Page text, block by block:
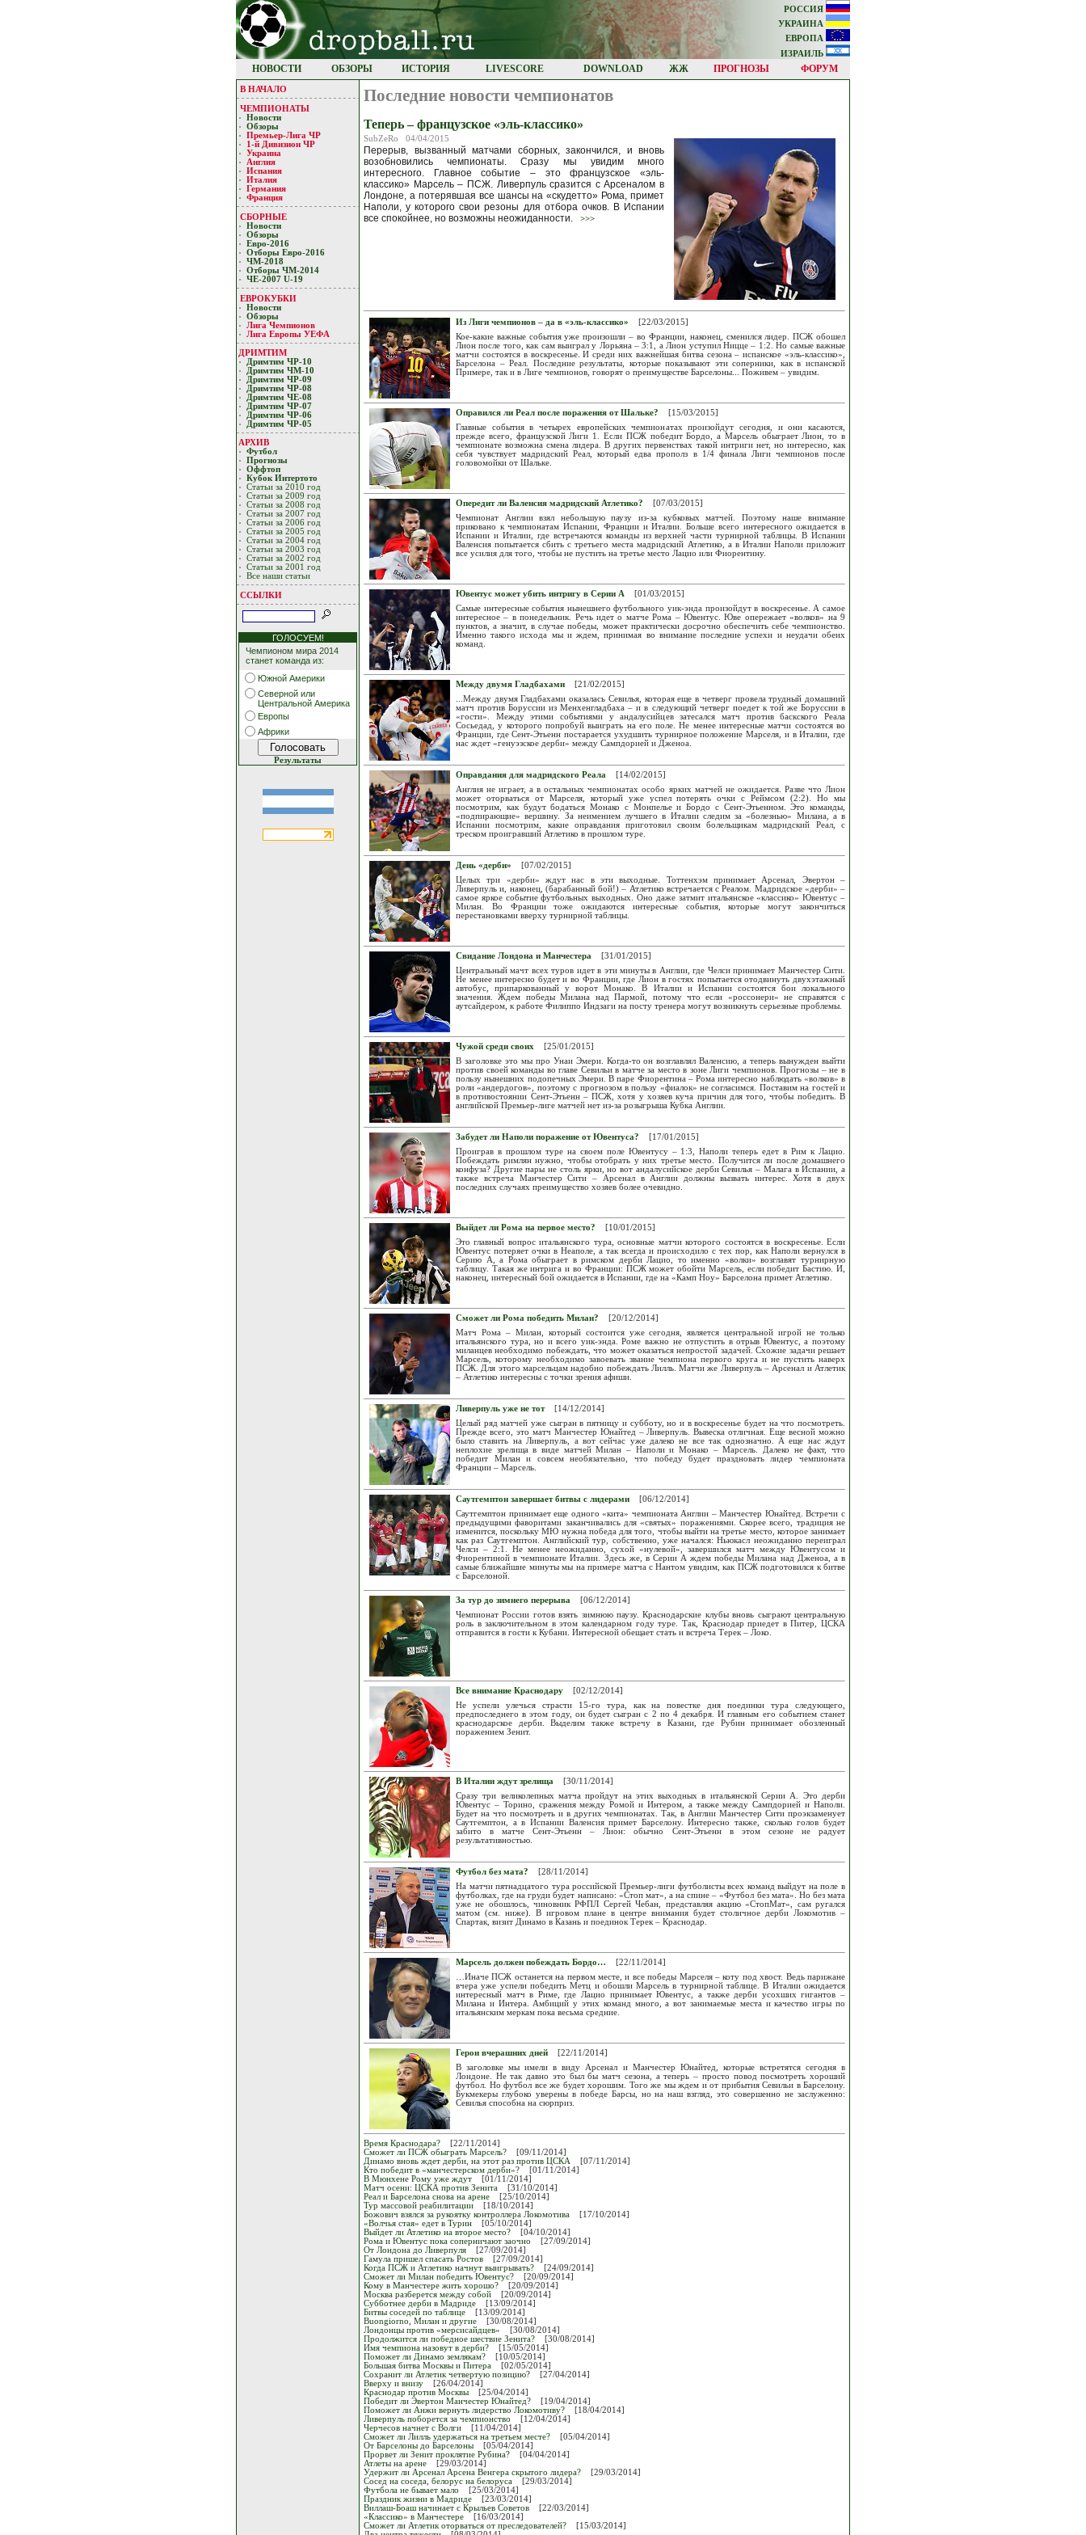
РОССИЯ
УКРАИНА
ЕВРОПА
ИЗРАИЛЬ
НОВОСТИ ОБЗОРЫ ИСТОРИЯ LIVESCORE DOWNLOAD ЖЖ ПРОГНОЗЫ ФОРУМ
В НАЧАЛО
ЧЕМПИОНАТЫ
Новости
Обзоры
Премьер-Лигa ЧР
1-й Дивизион ЧР
Украина
Англия
Испания
Италия
Германия
Франция
СБОРНЫЕ
Новости
Обзоры
Евро-2016
Отборы Евро-2016
ЧМ-2018
Отборы ЧМ-2014
ЧЕ-2007 U-19
ЕВРОКУБКИ
Новости
Обзоры
Лигa Чемпиoнoв
Лига Европы УЕФA
ДРИМТИМ
Дримтим ЧР-10
Дримтим ЧМ-10
Дримтим ЧР-09
Дримтим ЧР-08
Дримтим ЧЕ-08
Дримтим ЧР-07
Дримтим ЧР-06
Дримтим ЧР-05
АРХИВ
Футбол
Прогнозы
Оффтоп
Кубoк Интертoтo
Статьи за 2010 год
Статьи за 2009 год
Статьи за 2008 год
Статьи за 2007 год
Статьи за 2006 год
Статьи за 2005 год
Статьи за 2004 год
Статьи за 2003 год
Статьи за 2002 год
Статьи за 2001 год
Все наши статьи
ССЫЛКИ
ГОЛОСУЕМ!
Чемпионом мира 2014
станет команда из:
Южной Америки
Северной или
Центральной Америка
Европы
Африки
Результаты
Последние новости чемпионатов
Теперь – французское «эль-классико»
SubZeRo 04/04/2015
Перерыв, вызванный матчами сборных, закончился, и вновь
возобновились чемпионаты. Сразу мы увидим много
интересного. Главное событие – это французское «эль-
классико» Марсель – ПСЖ. Ливерпуль сразится с Арсеналом в
Лондоне, а потерявшая все шансы на «скудетто» Рома, примет
Наполи, у которого свои резоны для отбора очков. В Испании
все спокойнее, но возможны неожиданности.
>>>
Из Лиги чемпионов – да в «эль-классико»
[22/03/2015]
Кое-какие важные события уже произошли – во Франции, наконец, сменился лидер. ПСЖ обошел
Лион после того, как сам выиграл у Лорьяна – 3:1, а Лион уступил Ницце – 1:2. Но самые важные
матчи состоятся в воскресенье. И среди них важнейшая битва сезона – испанское «эль-классико»,
Барселона – Реал. Последние результаты, которые показывают эти соперники, как в испанской
Примере, так и в Лиге чемпионов, говорят о преимуществе Барселоны... Поживем – увидим.
Оправился ли Реал после поражения от Шальке?
[15/03/2015]
Главные события в четырех европейских чемпионатах произойдут сегодня, и они касаются,
прежде всего, французской Лиги 1. Если ПСЖ победит Бордо, а Марсель обыграет Лион, то в
чемпионате возможна смена лидера. В других первенствах такой интриги нет, но интересно, как
себя чувствует мадридский Реал, который едва прополз в 1/4 финала Лиги чемпионов после
головомойки от Шальке.
Опередит ли Валенсия мадридский Атлетико?
[07/03/2015]
Чемпионат Англии взял небольшую паузу из-за кубковых матчей. Поэтому наше внимание
приковано к чемпионатам Испании, Франции и Италии. Больше всего интересного ожидается в
Испании и Италии, где встречаются команды из верхней части турнирной таблицы. В Испании
Валенсия попытается сбить с третьего места мадридский Атлетико, а в Италии Наполи приложит
все усилия для того, чтобы не пустить на третье место Лацио или Фиорентину.
Ювентус может убить интригу в Серии А
[01/03/2015]
Самые интересные события нынешнего футбольного уик-энда произойдут в воскресенье. А самое
интересное – в понедельник. Речь идет о матче Рома – Ювентус. Юве опережает «волков» на 9
пунктов, а значит, в случае победы, может практически досрочно обеспечить себе чемпионство.
Именно такого исхода мы и ждем, принимая во внимание последние успехи и неудачи обеих
команд.
Между двумя Гладбахами
[21/02/2015]
...Между двумя Гладбахами оказалась Севилья, которая еще в четверг провела трудный домашний
матч против Боруссии из Менхенгладбаха – и в следующий четверг поедет к той же Боруссии в
«гости». Между этими событиями у андалусийцев затесался матч против баскского Реала
Сосьедад, у которого попробуй выиграть на его поле. Не менее интересные матчи состоятся во
Франции, где Сент-Этьенн постарается ухудшить турнирное положение Марселя, и в Италии, где
нас ждет «генуэзское дерби» между Сампдорией и Дженоа.
Оправдания для мадридского Реала
[14/02/2015]
Англия не играет, а в остальных чемпионатах особо ярких матчей не ожидается. Разве что Лион
может оторваться от Марселя, который уже успел потерять очки с Реймсом (2:2). Но мы
посмотрим, как будут бодаться Монако с Монпелье и Бордо с Сент-Этьенном. Это команды,
«подпирающие» вершину. За неимением лучшего в Италии следим за «болезнью» Милана, а в
Испании посмотрим, какие оправдания приготовил своим болельщикам мадридский Реал, с
треском проигравший Атлетико в прошлом туре.
День «дерби»
[07/02/2015]
Целых три «дерби» ждут нас в эти выходные. Тоттенхэм принимает Арсенал, Эвертон –
Ливерпуль и, наконец, (барабанный бой!) – Атлетико встречается с Реалом. Мадридское «дерби» –
самое яркое событие футбольных выходных. Оно даже затмит итальянское «классико» Ювентус –
Милан. Во Франции тоже ожидаются интересные события, которые могут закончиться
перестановками вверху турнирной таблицы.
Свидание Лондона и Манчестера
[31/01/2015]
Центральный мачт всех туров идет в эти минуты в Англии, где Челси принимает Манчестер Сити.
Не менее интересно будет и во Франции, где Лион в гостях попытается отодвинуть двухэтажный
автобус, припаркованный у ворот Монако. В Италии и Испании состоятся бои локального
значения. Ждем победы Милана над Пармой, потому что если «россонери» не справятся с
аутсайдером, к работе Филиппо Индзаги на посту тренера могут возникнуть серьезные проблемы.
Чужой среди своих
[25/01/2015]
В заголовке это мы про Унаи Эмери. Когда-то он возглавлял Валенсию, а теперь вынужден выйти
против своей команды во главе Севильи в матче за место в зоне Лиги чемпионов. Прогнозы – не в
пользу нынешних подопечных Эмери. В паре Фиорентина – Рома интересно наблюдать «волков» в
роли «андердогов», поэтому с прогнозом в пользу «фиалок» не согласимся. Поставим на гостей и
в противостоянии Сент-Этьенн – ПСЖ, хотя у хозяев куча причин для того, чтобы победить. В
английской Премьер-лиге матчей нет из-за розыгрыша Кубка Англии.
Забудет ли Наполи поражение от Ювентуса?
[17/01/2015]
Проиграв в прошлом туре на своем поле Ювентусу – 1:3, Наполи теперь едет в Рим к Лацио.
Побеждать римлян нужно, чтобы отобрать у них третье место. Получится ли после домашнего
конфуза? Другие пары не столь ярки, но вот андалусийское дерби Севилья – Малага в Испании, а
также встреча Манчестер Сити – Арсенал в Англии должны вызвать интерес. Хотя в двух
последних случаях преимущество хозяев более очевидно.
Выйдет ли Рома на первое место?
[10/01/2015]
Это главный вопрос итальянского тура, основные матчи которого состоятся в воскресенье. Если
Ювентус потеряет очки в Неаполе, а так всегда и происходило с тех пор, как Наполи вернулся в
Серию А, а Рома обыграет в римском дерби Лацио, то именно «волки» возглавят турнирную
таблицу. Такая же интрига и во Франции: ПСЖ может обойти Марсель, если победит Бастию. И,
наконец, интересный бой ожидается в Испании, где на «Камп Ноу» Барселона примет Атлетико.
Сможет ли Рома победить Милан?
[20/12/2014]
Матч Рома – Милан, который состоится уже сегодня, является центральной игрой не только
итальянского тура, но и всего уик-энда. Роме важно не отпустить в отрыв Ювентус, а поэтому
миланцев необходимо побеждать, что может оказаться непростой задачей. Схожие задачи решает
Марсель, которому необходимо завоевать звание чемпиона первого круга и не пустить наверх
ПСЖ. Для этого марсельцам надобно побеждать Лилль. Матчи же Ливерпуль – Арсенал и Атлетик
– Атлетико интересны с точки зрения афиши.
Ливерпуль уже не тот
[14/12/2014]
Целый ряд матчей уже сыгран в пятницу и субботу, но и в воскресенье будет на что посмотреть.
Прежде всего, это матч Манчестер Юнайтед – Ливерпуль. Вывеска отличная. Еще весной можно
было ставить на Ливерпуль, а вот сейчас уже далеко не все так однозначно. А еще нас ждут
неплохие зрелища в виде матчей Милан – Наполи и Монако – Марсель. Далеко не факт, что
победит Милан и совсем необязательно, что победу будет праздновать лидер чемпионата
Франции – Марсель.
Саутгемптон завершает битвы с лидерами
[06/12/2014]
Саутгемптон принимает еще одного «кита» чемпионата Англии – Манчестер Юнайтед. Встречи с
предыдущими фаворитами заканчивались для «святых» поражениями. Скорее всего, традиция не
изменится, поскольку МЮ нужна победа для того, чтобы выйти на третье место, которое занимает
как раз Саутгемптон. Английский тур, собственно, уже начался: Ньюкасл неожиданно переиграл
Челси – 2:1. Не менее неожиданно, сухой «нулевой», завершился матч между Ювентусом и
Фиорентиной в чемпионате Италии. Здесь же, в Серии А ждем победы Милана над Дженоа, а в
самые ближайшие минуты мы на примере матча с Нантом увидим, как ПСЖ подготовился к битве
с Барселоной.
За тур до зимнего перерыва
[06/12/2014]
Чемпионат России готов взять зимнюю паузу. Краснодарские клубы вновь сыграют центральную
роль в заключительном в этом календарном году туре. Так, Краснодар приедет в Питер, ЦСКА
отправится в гости к Кубани. Интересной обещает стать и встреча Терек – Локо.
Все внимание Краснодару
[02/12/2014]
Не успели улечься страсти 15-го тура, как на повестке дня поединки тура следующего,
предпоследнего в этом году, он будет сыгран с 2 по 4 декабря. И главным его событием станет
краснодарское дерби. Выделим также встречу в Казани, где Рубин принимает обозленный
поражением Зенит.
В Италии ждут зрелища
[30/11/2014]
Сразу три великолепных матча пройдут на этих выходных в итальянской Серии А. Это дерби
Ювентус – Торино, сражения между Ромой и Интером, а также между Сампдорией и Наполи.
Будет на что посмотреть и в других чемпионатах. Так, в Англии Манчестер Сити проэкзаменует
Саутгемптон, а в Испании Валенсия примет Барселону. Интересно также, сколько голов будет
забито в матче Сент-Этьенн – Лион: обычно Сент-Этьенн в этом сезоне не радует
результативностью.
Футбол без мата?
[28/11/2014]
На матчи пятнадцатого тура российской Премьер-лиги футболисты всех команд выйдут на поле в
футболках, где на груди будет написано: «Стоп мат», а на спине – «Футбол без мата». Но без мата
уже не обошлось, чиновник РФПЛ Сергей Чебан, представляя акцию «СтопМат», сам ругался
матом (см. ниже). В игровом плане в центре внимания будет столичное дерби Локомотив –
Спартак, визит Динамо в Казань и поединок Терек – Краснодар.
Марсель должен побеждать Бордо…
[22/11/2014]
…Иначе ПСЖ останется на первом месте, и все победы Марселя – коту под хвост. Ведь парижане
вчера уже успели победить Метц и обошли Марсель в турнирной таблице. В Италии ожидается
интересный матч в Риме, где Лацио принимает Ювентус, а также дерби усохших гигантов –
Милана и Интера. Амбиций у этих команд много, а вот занимаемые места и качество игры по
итальянским меркам пока весьма средние.
Герои вчерашних дней
[22/11/2014]
В заголовке мы имели в виду Арсенал и Манчестер Юнайтед, которые встретятся сегодня в
Лондоне. Не так давно это был бы матч сезона, а теперь – просто повод посмотреть хороший
футбол. Но футбол все же будет хорошим. Того же мы ждем и от прибытия Севильи в Барселону.
Букмекеры глубоко уверены в победе Барсы, но на наш взгляд, это совершенно не заслуженно:
Севилья способна на сюрприз.
Время Краснодара?
[22/11/2014]
Сможет ли ПСЖ обыграть Марсель?
[09/11/2014]
Динамо вновь ждет дерби, на этот раз против ЦСКА
[07/11/2014]
Кто победит в «манчестерском дерби»?
[01/11/2014]
В Мюнхене Рому уже ждут
[01/11/2014]
Матч осени: ЦСКА против Зенита
[31/10/2014]
Реал и Барселона снова на арене
[25/10/2014]
Тур массовой реабилитации
[18/10/2014]
Божович взялся за рукоятку контроллера Локомотива
[17/10/2014]
«Волчья стая» едет в Турин
[05/10/2014]
Выйдет ли Атлетико на второе место?
[04/10/2014]
Рома и Ювентус пока соперничают заочно
[27/09/2014]
От Лондона до Ливерпуля
[27/09/2014]
Гамула пришел спасать Ростов
[27/09/2014]
Когда ПСЖ и Атлетико начнут выигрывать?
[24/09/2014]
Сможет ли Милан победить Ювентус?
[20/09/2014]
Кому в Манчестере жить хорошо?
[20/09/2014]
Москва разберется между собой
[20/09/2014]
Субботнее дерби в Мадриде
[13/09/2014]
Битвы соседей по таблице
[13/09/2014]
Buongiorno, Милан и другие
[30/08/2014]
Лондонцы против «мерсисайдцев»
[30/08/2014]
Продолжится ли победное шествие Зенита?
[30/08/2014]
Имя чемпиона назовут в дерби?
[15/05/2014]
Поможет ли Динамо землякам?
[10/05/2014]
Большая битва Москвы и Питера
[02/05/2014]
Сохранит ли Атлетик четвертую позицию?
[27/04/2014]
Вверху и внизу
[26/04/2014]
Краснодар против Москвы
[25/04/2014]
Победит ли Эвертон Манчестер Юнайтед?
[19/04/2014]
Поможет ли Анжи вернуть лидерство Локомотиву?
[18/04/2014]
Ливерпуль поборется за чемпионство
[12/04/2014]
Черчесов начнет с Волги
[11/04/2014]
Сможет ли Лилль удержаться на третьем месте?
[05/04/2014]
От Барселоны до Барселоны
[05/04/2014]
Прорвет ли Зенит проклятие Рубина?
[04/04/2014]
Атлеты на арене
[29/03/2014]
Удержит ли Арсенал Арсена Венгера скрытого лидера?
[29/03/2014]
Сосед на соседа, белорус на белоруса
[29/03/2014]
Футбола не бывает мало
[25/03/2014]
Праздник жизни в Мадриде
[23/03/2014]
Виллаш-Боаш начинает с Крыльев Советов
[22/03/2014]
«Классико» в Манчестере
[16/03/2014]
Сможет ли Атлетик оторваться от преследователей?
[15/03/2014]